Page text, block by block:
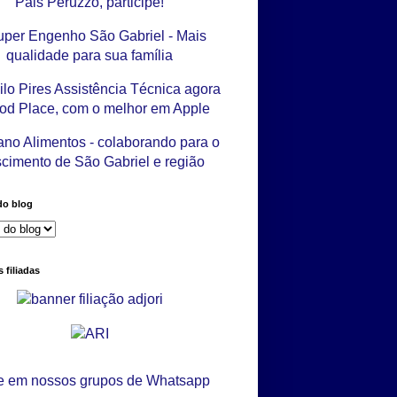
blog
filiadas